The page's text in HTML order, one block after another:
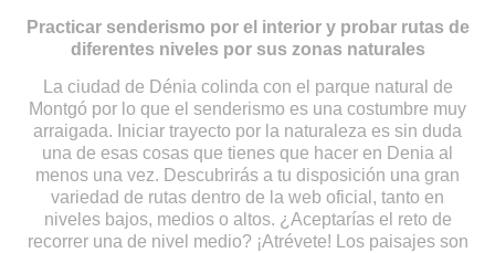
Practicar senderismo por el interior y probar rutas de
diferentes niveles por sus zonas naturales
La ciudad de Dénia colinda con el parque natural de
Montgó por lo que el senderismo es una costumbre muy
arraigada. Iniciar trayecto por la naturaleza es sin duda
una de esas cosas que tienes que hacer en Denia al
menos una vez. Descubrirás a tu disposición una gran
variedad de rutas dentro de la web oficial, tanto en
niveles bajos, medios o altos. ¿Aceptarías el reto de
recorrer una de nivel medio? ¡Atrévete! Los paisajes son